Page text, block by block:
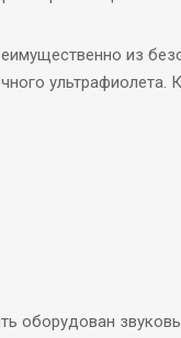
из
ультрафиолета.
оборудован